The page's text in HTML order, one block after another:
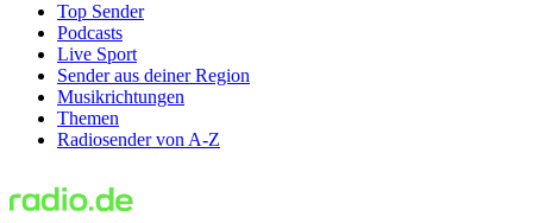
Top Sender
Podcasts
Live Sport
Sender aus deiner Region
Musikrichtungen
Themen
Radiosender von A-Z